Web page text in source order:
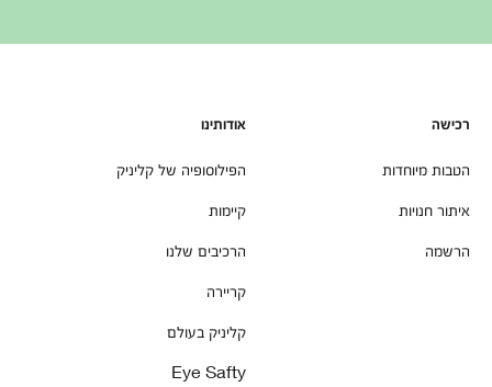
רכישה
הטבות מיוחדות
איתור חנויות
הרשמה
אודותינו
הפילוסופיה של קליניק
קיימות
הרכיבים שלנו
קריירה
קליניק בעולם
Eye Safty